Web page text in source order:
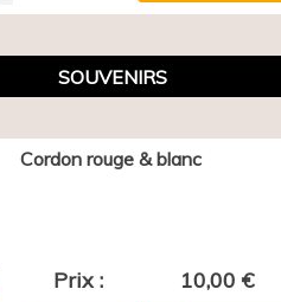
SOUVENIRS
Cordon rouge & blanc
Prix : 10,00 €